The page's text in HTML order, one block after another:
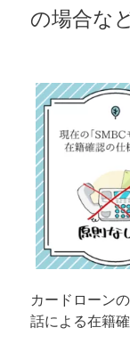
の場合な
カードローン
話による在籍